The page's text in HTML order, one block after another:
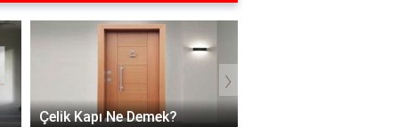
Çelik Kapı Ne Demek?
›